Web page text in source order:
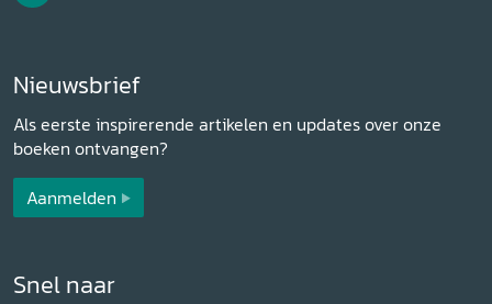
Nieuwsbrief
Als eerste inspirerende artikelen en updates over onze
boeken ontvangen?
Aanmelden
Snel naar